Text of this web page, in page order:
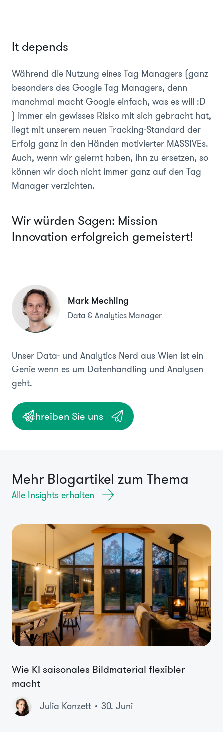
It depends
Während die Nutzung eines Tag Managers (ganz
besonders des Google Tag Managers, denn
manchmal macht Google einfach, was es will :D
) immer ein gewisses Risiko mit sich gebracht hat,
liegt mit unserem neuen Tracking-Standard der
Erfolg ganz in den Händen motivierter MASSIVEs.
Auch, wenn wir gelernt haben, ihn zu ersetzen, so
können wir doch nicht immer ganz auf den Tag
Manager verzichten.
Wir würden Sagen: Mission
Innovation erfolgreich gemeistert!
Mark Mechling
Data & Analytics Manager
Unser Data- und Analytics Nerd aus Wien ist ein
Genie wenn es um Datenhandling und Analysen
geht.
Schreiben Sie uns
Mehr Blogartikel zum Thema
Alle Insights erhalten
Wie KI saisonales Bildmaterial flexibler
macht
Julia Konzett 30. Juni